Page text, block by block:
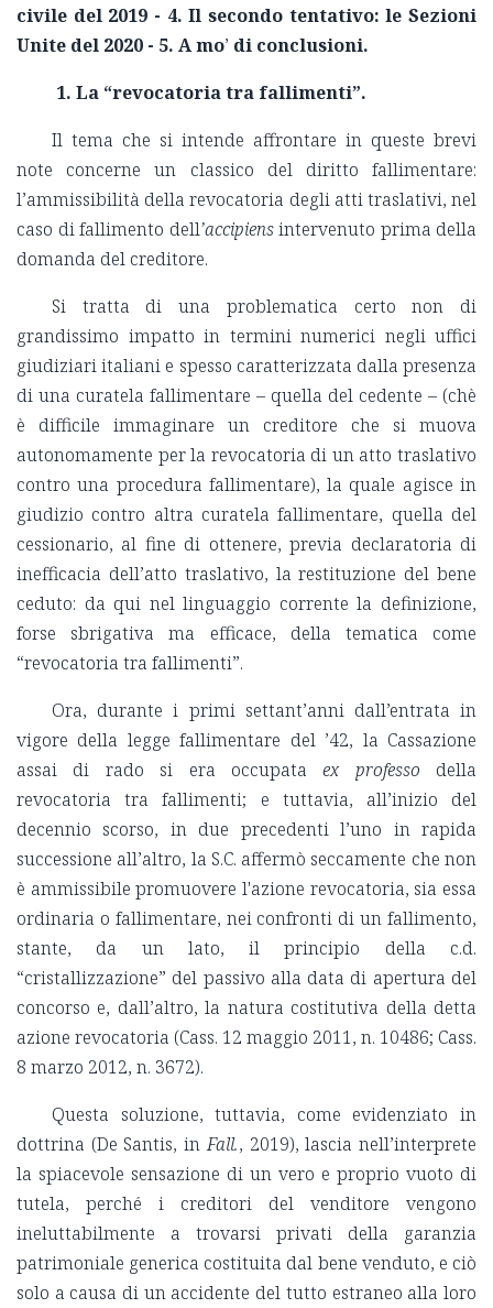
civile del 2019 - 4. Il secondo tentativo: le Sezioni
Unite del 2020 - 5. A mo’ di conclusioni.
1. La “revocatoria tra fallimenti”.
Il tema che si intende affrontare in queste brevi
note concerne un classico del diritto fallimentare:
l’ammissibilità della revocatoria degli atti traslativi, nel
caso di fallimento dell’accipiensintervenuto prima della
domanda del creditore.
Si tratta di una problematica certo non di
grandissimo impatto in termini numerici negli uffici
giudiziari italiani e spesso caratterizzata dalla presenza
di una curatela fallimentare – quella del cedente – (chè
è difficile immaginare un creditore che si muova
autonomamente per la revocatoria di un atto traslativo
contro una procedura fallimentare), la quale agisce in
giudizio contro altra curatela fallimentare, quella del
cessionario, al fine di ottenere, previa declaratoria di
inefficacia dell’atto traslativo, la restituzione del bene
ceduto: da qui nel linguaggio corrente la definizione,
forse sbrigativa ma efficace, della tematica come
“revocatoria tra fallimenti”.
Ora, durante i primi settant’anni dall’entrata in
vigore della legge fallimentare del ’42, la Cassazione
assai di rado si era occupataex professo della
revocatoria tra fallimenti; e tuttavia, all’inizio del
decennio scorso, in due precedenti l’uno in rapida
successione all’altro, la S.C. affermò seccamente che non
è ammissibile promuovere l'azione revocatoria, sia essa
ordinaria o fallimentare, nei confronti di un fallimento,
stante, da un lato, il principio della c.d.
“cristallizzazione” del passivo alla data di apertura del
concorso e, dall’altro, la natura costitutiva della detta
azione revocatoria (Cass. 12 maggio 2011, n. 10486; Cass.
8 marzo 2012, n. 3672).
Questa soluzione, tuttavia, come evidenziato in
dottrina (De Santis, inFall., 2019), lascia nell’interprete
la spiacevole sensazione di un vero e proprio vuoto di
tutela, perché i creditori del venditore vengono
ineluttabilmente a trovarsi privati della garanzia
patrimoniale generica costituita dal bene venduto, e ciò
solo a causa di un accidente del tutto estraneo alla loro